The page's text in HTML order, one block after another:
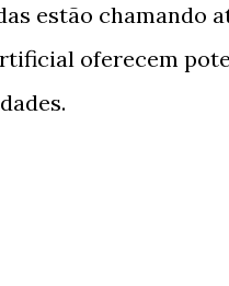
estão chamando
oferecem